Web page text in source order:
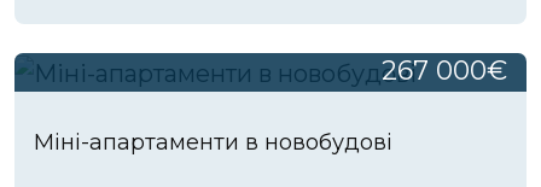
267 000€
Міні-апартаменти в новобудові